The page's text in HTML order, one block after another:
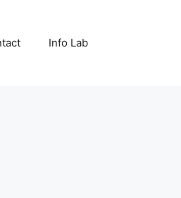
Info Lab